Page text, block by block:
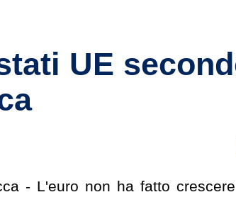
UE
- L'euro non ha fatto crescere